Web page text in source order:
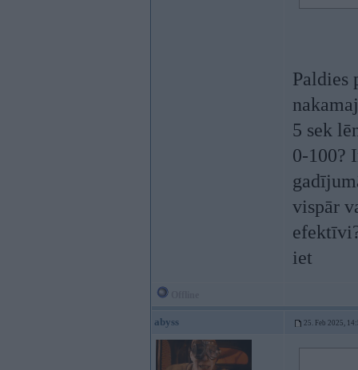
Paldies
5 sek
0-100?
vispār
iet
abyss 25. Feb 2025,